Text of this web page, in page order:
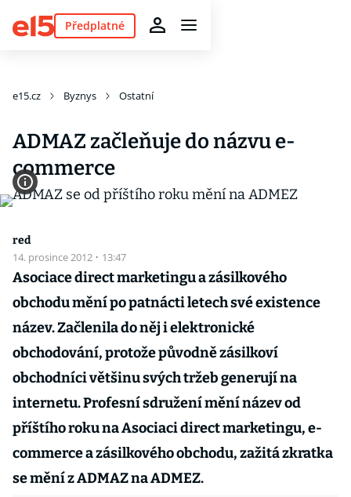
Předplatné
e15.cz Byznys Ostatní
ADMAZ začleňuje do názvu e-
commerce
red
14. prosince 2012 · 13:47
Asociace direct marketingu a zásilkového
obchodu mění po patnácti letech své existence
název. Začlenila do něj i elektronické
obchodování, protože původně zásilkoví
obchodníci většinu svých tržeb generují na
internetu. Profesní sdružení mění název od
příštího roku na Asociaci direct marketingu, e-
commerce a zásilkového obchodu, zažitá zkratka
se mění z ADMAZ na ADMEZ.